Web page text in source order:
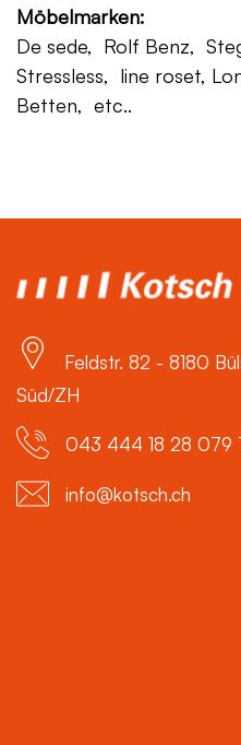
Möbelmarken:
De sede, Rolf Benz,
Stressless, line roset,
Betten, etc..
Feldstr. 82 - 8180
Süd/ZH
043 444 18 28 079
info@kotsch.ch